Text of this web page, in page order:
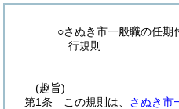
○さぬき市一般職の任期
行規則
(趣旨)
第1条
この規則は、 さぬき市